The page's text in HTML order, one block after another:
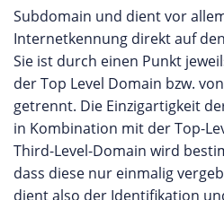
Subdomain und dient vor
Internetkennung direkt auf
Sie ist durch einen Punkt
der Top Level Domain bzw.
getrennt. Die Einzigartigkeit
in Kombination mit der Top-
Third-Level-Domain wird
dass diese nur einmalig
dient also der Identifikation